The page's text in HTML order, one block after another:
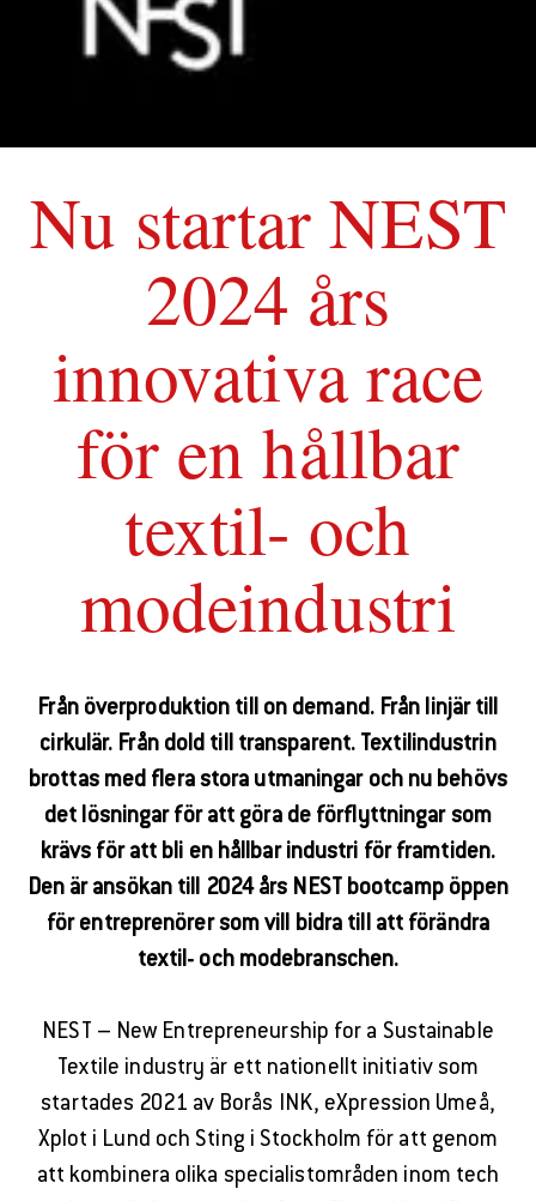
Nu startar NEST
2024 års
innovativa race
för en hållbar
textil- och
modeindustri
Från överproduktion till on demand. Från linjär till
cirkulär. Från dold till transparent. Textilindustrin
brottas med flera stora utmaningar och nu behövs
det lösningar för att göra de förflyttningar som
krävs för att bli en hållbar industri för framtiden.
Den är ansökan till 2024 års NEST bootcamp öppen
för entreprenörer som vill bidra till att förändra
textil- och modebranschen.
NEST – New Entrepreneurship for a Sustainable
Textile industry är ett nationellt initiativ som
startades 2021 av Borås INK, eXpression Umeå,
Xplot i Lund och Sting i Stockholm för att genom
att kombinera olika specialistområden inom tech